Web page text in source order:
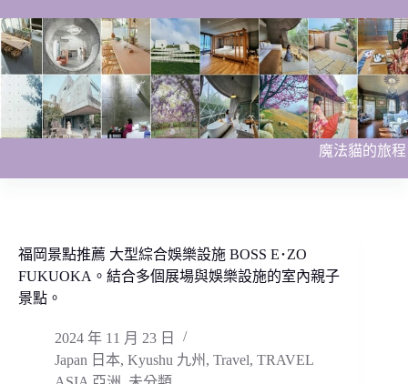
至
主
要
內
容
魔法貓的旅程
福岡景點推薦 大型綜合娛樂設施 BOSS E･ZO
FUKUOKA。結合多個展場與娛樂設施的室內親子
景點。
2024 年 11 月 23 日
Japan 日本, Kyushu 九州 , Travel, TRAVEL